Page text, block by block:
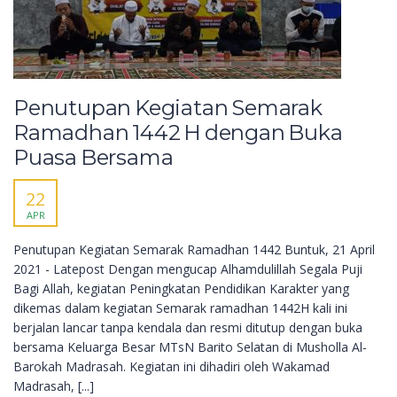
Penutupan Kegiatan Semarak
Ramadhan 1442 H dengan Buka
Puasa Bersama
22
APR
Penutupan Kegiatan Semarak Ramadhan 1442 Buntuk, 21 April
2021 - Latepost Dengan mengucap Alhamdulillah Segala Puji
Bagi Allah, kegiatan Peningkatan Pendidikan Karakter yang
dikemas dalam kegiatan Semarak ramadhan 1442H kali ini
berjalan lancar tanpa kendala dan resmi ditutup dengan buka
bersama Keluarga Besar MTsN Barito Selatan di Musholla Al-
Barokah Madrasah. Kegiatan ini dihadiri oleh Wakamad
Madrasah, [...]